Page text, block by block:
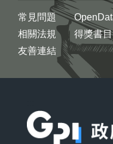
常見問題
相關法規
友善連結
得獎書目